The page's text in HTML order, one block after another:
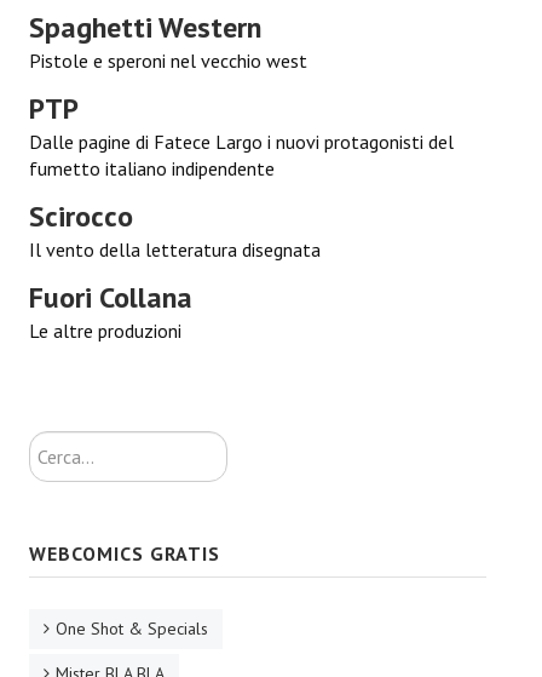
American Milestone
Fuori Collana
Riviste e Speciali
Be Side
Necro
Narrativa
FantaFiction
Spaghetti Western
Pistole e speroni nel vecchio west
PTP
Dalle pagine di Fatece Largo i nuovi protagonisti del
fumetto italiano indipendente
Scirocco
Il vento della letteratura disegnata
Fuori Collana
Le altre produzioni
Cerca...
WEBCOMICS GRATIS
One Shot & Specials